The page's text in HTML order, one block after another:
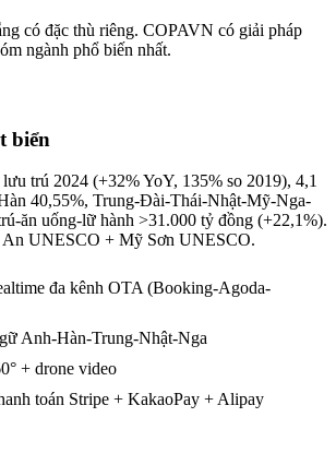
có đặc thù riêng. COPAVN có giải pháp
ngành phổ biến nhất.
biển
trú 2024 (+32% YoY, 135% so 2019), 4,1
40,55%, Trung-Đài-Thái-Nhật-Mỹ-Nga-
ăn uống-lữ hành >31.000 tỷ đồng (+22,1%).
An UNESCO + Mỹ Sơn UNESCO.
đa kênh OTA (Booking-Agoda-
Anh-Hàn-Trung-Nhật-Nga
+ drone video
toán Stripe + KakaoPay + Alipay